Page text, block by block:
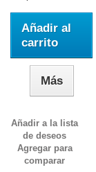
Añadir al
carrito
Más
Añadir a la lista
de deseos
Agregar para
comparar